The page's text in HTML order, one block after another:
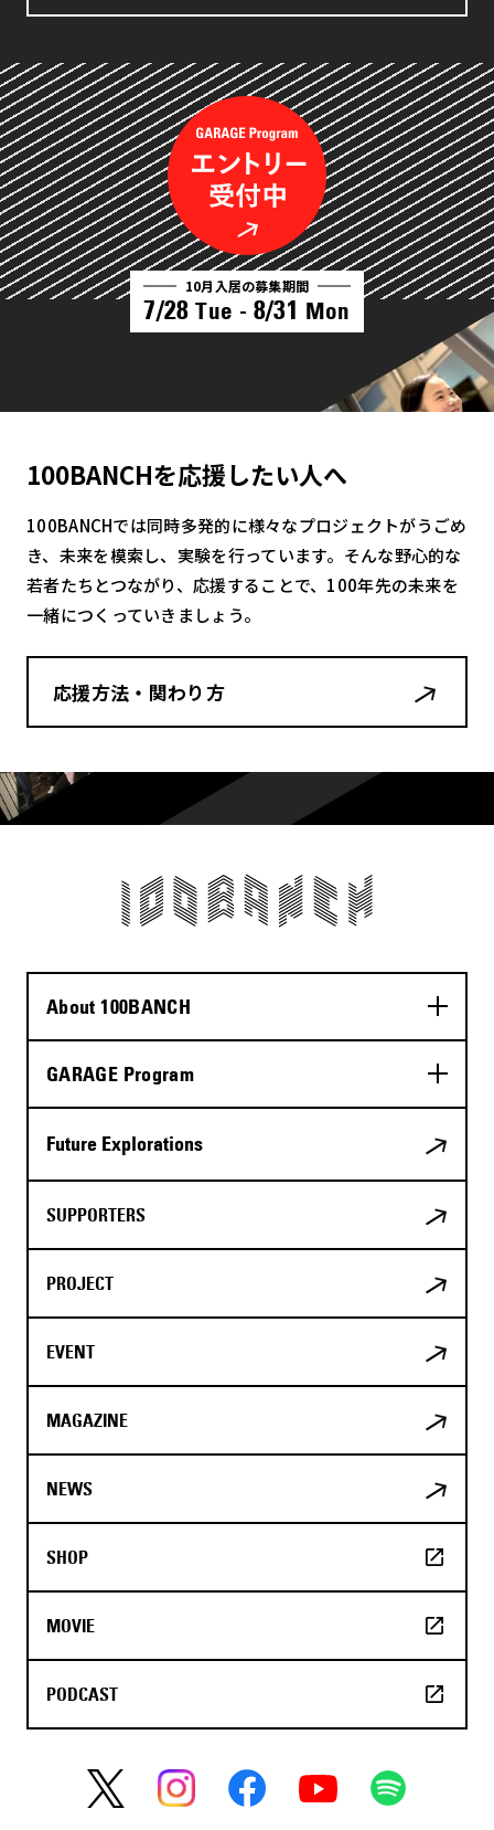
10月入居の募集期間
7/28 Tue - 8/31 Mon
100BANCHを応援したい人へ
100BANCHでは同時多発的に様々なプロジェクトがうごめ
き、未来を模索し、実験を行っています。そんな野心的な
若者たちとつながり、応援することで、100年先の未来を
一緒につくっていきましょう。
応援方法・関わり方
About 100BANCH
GARAGE Program
Future Explorations
SUPPORTERS
PROJECT
EVENT
MAGAZINE
NEWS
SHOP
MOVIE
PODCAST